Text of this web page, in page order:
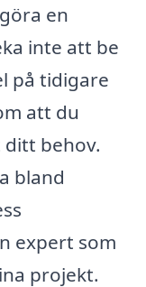
en
inte att be
på tidigare
att du
behov.
bland
expert som
projekt.